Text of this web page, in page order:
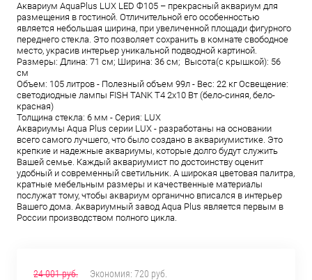
Аквариум AquaPlus LUX LED Ф105 – прекрасный аквариум для
размещения в гостиной. Отличительной его особенностью
является небольшая ширина, при увеличенной площади фигурного
переднего стекла. Это позволяет сохранить в комнате свободное
место, украсив интерьер уникальной подводной картиной.
Размеры: Длина: 71 см; Ширина: 36 см; Высота(с крышкой): 56
см
Объем: 105 литров - Полезный объем 99л - Вес: 22 кг Освещение:
светодиодные лампы FISH TANK T4 2х10 Вт (бело-синяя, бело-
красная)
Толщина стекла: 6 мм - Серия: LUX
Аквариумы Aqua Plus серии LUX - разработаны на основании
всего самого лучшего, что было создано в аквариумистике. Это
крепкие и надежные аквариумы, которые долго будут служить
Вашей семье. Каждый аквариумист по достоинству оценит
удобный и современный светильник. А широкая цветовая палитра,
кратные мебельным размеры и качественные материалы
послужат тому, чтобы аквариум органично вписался в интерьер
Вашего дома. Аквариумный завод Aqua Plus является первым в
России производством полного цикла.
24 001 руб. Экономия: 720 руб.